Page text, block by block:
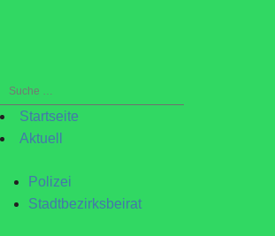
Suche
nach:Startseite
Aktuell
Polizei
Stadtbezirksbeirat